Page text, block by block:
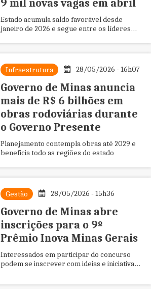
9 mil novas vagas em abril
Estado acumula saldo favorável desde
janeiro de 2026 e segue entre os líderes
Infraestrutura 28/05/2026 - 16h07
Governo de Minas anuncia
mais de R$ 6 bilhões em
obras rodoviárias durante
o Governo Presente
Planejamento contempla obras até 2029 e
beneficia todo as regiões do estado
Gestão 28/05/2026 - 15h36
Governo de Minas abre
inscrições para o 9º
Prêmio Inova Minas Gerais
Interessados em participar do concurso
podem se inscrever com ideias e iniciativas